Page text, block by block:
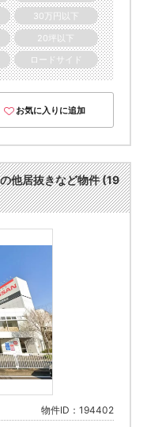
30万円以下
20坪以下
ロードサイド
お気に入りに追加
他居抜きなど物件 (19
物件ID：194402